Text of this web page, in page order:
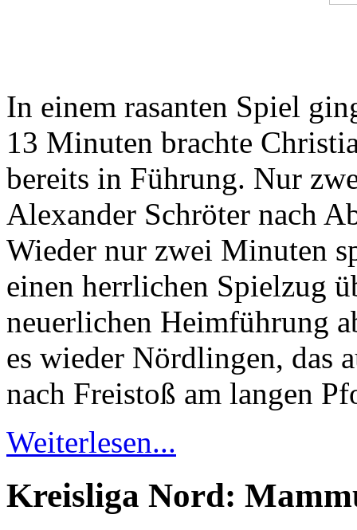
In einem rasanten Spiel
13 Minuten brachte
bereits in Führung. Nur
Alexander Schröter nach
Wieder nur zwei Minuten
einen herrlichen Spielzug
neuerlichen Heimführung
es wieder Nördlingen, das
nach Freistoß am langen
Weiterlesen...
Kreisliga Nord: